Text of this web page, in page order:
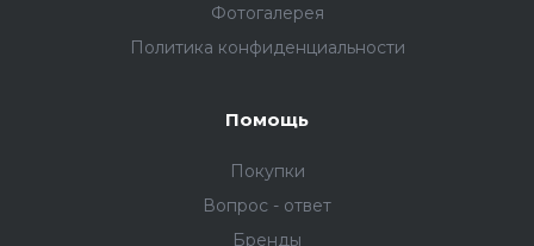
Фотогалерея
Политика конфиденциальности
Помощь
Покупки
Вопрос - ответ
Бренды